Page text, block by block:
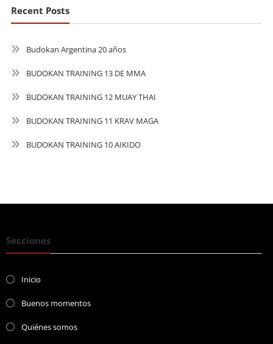
Recent Posts
Budokan Argentina 20 años
BUDOKAN TRAINING 13 DE MMA
BUDOKAN TRAINING 12 MUAY THAI
BUDOKAN TRAINING 11 KRAV MAGA
BUDOKAN TRAINING 10 AIKIDO
Secciones
Inicio
Buenos momentos
Quiénes somos